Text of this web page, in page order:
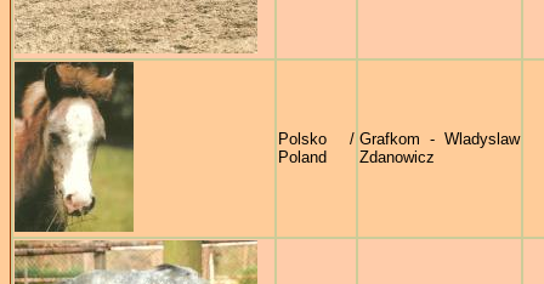
Polsko /
Poland
Grafkom - Wladyslaw
Zdanowicz